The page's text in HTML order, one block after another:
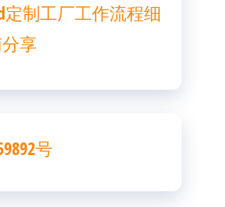
定制工厂工作流程细
享
号